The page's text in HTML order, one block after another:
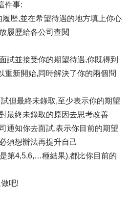
件事:
歷,並在希望待遇的地方填上你心
履歷給各公司查閱
試並接受你的期望待遇,你既得到
重新開始,同時解決了你的兩個問
但最終未錄取,至少表示你的期望
最終未錄取的原因去思考改善
通知你去面試,表示你目前的期望
須想辦法再提升自己
第4,5,6,…種結果),都比你目前的
吧!